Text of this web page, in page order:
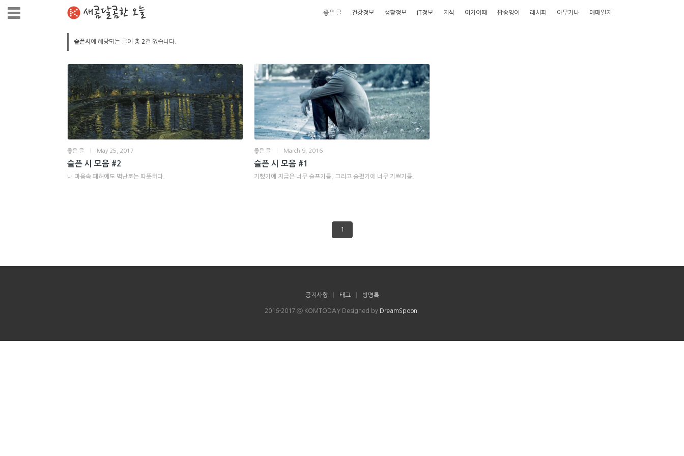
새콤달콤한 오늘 좋은 글 건강정보 생활정보 IT정보 지식 여기어때 팝송영어 레시피 아무거나 매매일지
슬픈시 에 해당되는 글이 총 2건 있습니다.
좋은 글 May 25, 2017
슬픈 시 모음 #2
내 마음속 폐허에도 벽난로는 따뜻하다.
좋은 글 March 9, 2016
슬픈 시 모음 #1
기뻤기에 지금은 너무 슬프기를, 그리고 슬펐기에 너무 기쁘기를.
1
공지사항 태그 방명록
2016-2017 ⓒ KOMTODAY Designed by DreamSpoon